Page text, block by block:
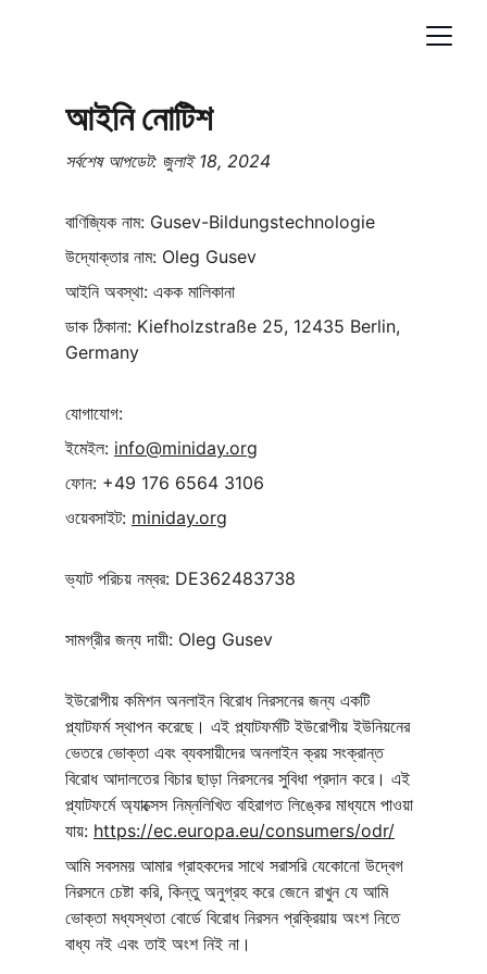
আইনি নোটিশ
সর্বশেষ আপডেট: জুলাই 18, 2024
বাণিজ্যিক নাম: Gusev-Bildungstechnologie
উদ্যোক্তার নাম: Oleg Gusev
আইনি অবস্থা: একক মালিকানা
ডাক ঠিকানা: Kiefholzstraße 25, 12435 Berlin,
Germany
যোগাযোগ:
ইমেইল: info@miniday.org
ফোন: +49 176 6564 3106
ওয়েবসাইট: miniday.org
ভ্যাট পরিচয় নম্বর: DE362483738
সামগ্রীর জন্য দায়ী: Oleg Gusev
ইউরোপীয় কমিশন অনলাইন বিরোধ নিরসনের জন্য একটি
প্ল্যাটফর্ম স্থাপন করেছে। এই প্ল্যাটফর্মটি ইউরোপীয় ইউনিয়নের
ভেতরে ভোক্তা এবং ব্যবসায়ীদের অনলাইন ক্রয় সংক্রান্ত
বিরোধ আদালতের বিচার ছাড়া নিরসনের সুবিধা প্রদান করে। এই
প্ল্যাটফর্মে অ্যাক্সেস নিম্নলিখিত বহিরাগত লিঙ্কের মাধ্যমে পাওয়া
যায়: https://ec.europa.eu/consumers/odr/
আমি সবসময় আমার গ্রাহকদের সাথে সরাসরি যেকোনো উদ্বেগ
নিরসনে চেষ্টা করি, কিন্তু অনুগ্রহ করে জেনে রাখুন যে আমি
ভোক্তা মধ্যস্থতা বোর্ডে বিরোধ নিরসন প্রক্রিয়ায় অংশ নিতে
বাধ্য নই এবং তাই অংশ নিই না।